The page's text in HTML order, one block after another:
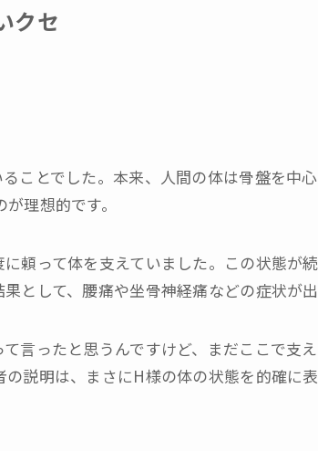
クセ
ことでした。本来、人間の体は骨盤を中
理想的です。
頼って体を支えていました。この状態が
として、腰痛や坐骨神経痛などの症状が出
言ったと思うんですけど、まだここで支
説明は、まさにH様の体の状態を的確に表